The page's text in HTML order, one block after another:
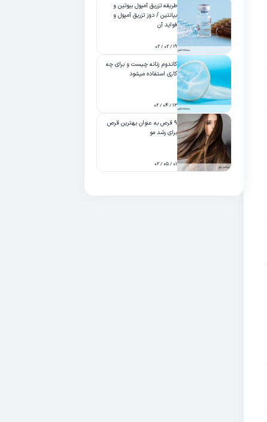
طریقه تزریق آمپول بیوتین و
بپانتین / دوز تزریق آمپول و
فواید آن
۱۹ / ۰۲ / ۰۲
کاندوم زنانه چیست و برای چه
کاری استفاده میشود
۱۳ / ۰۴ / ۰۲
۹ قرص به عنوان بهترین قرص
برای رشد مو
۰۱ / ۰۵ / ۰۲